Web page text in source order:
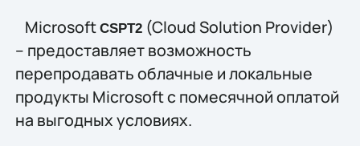
Microsoft CSPT2(Cloud Solution Provider)
– предоставляет возможность
перепродавать облачные и локальные
продукты Microsoft c помесячной оплатой
на выгодных условиях.